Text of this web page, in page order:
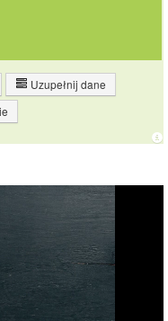
Uzupełnij dane
(67%)